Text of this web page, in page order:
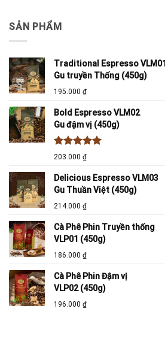
SẢN PHẨM
Traditional Espresso VLM01
Gu truyền Thống (450g)
195.000 ₫
Bold Espresso VLM02
Gu đậm vị (450g)
Được xếp
5 sao
203.000 ₫
Delicious Espresso VLM03
Gu Thuần Việt (450g)
214.000 ₫
Cà Phê Phin Truyền thống
VLP01 (450g)
186.000 ₫
Cà Phê Phin Đậm vị
VLP02 (450g)
196.000 ₫